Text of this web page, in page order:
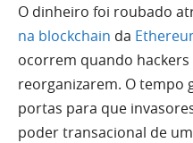
O dinheiro foi roubado
na blockchain da
ocorrem quando
reorganizarem. O tempo
portas para que
poder transacional de